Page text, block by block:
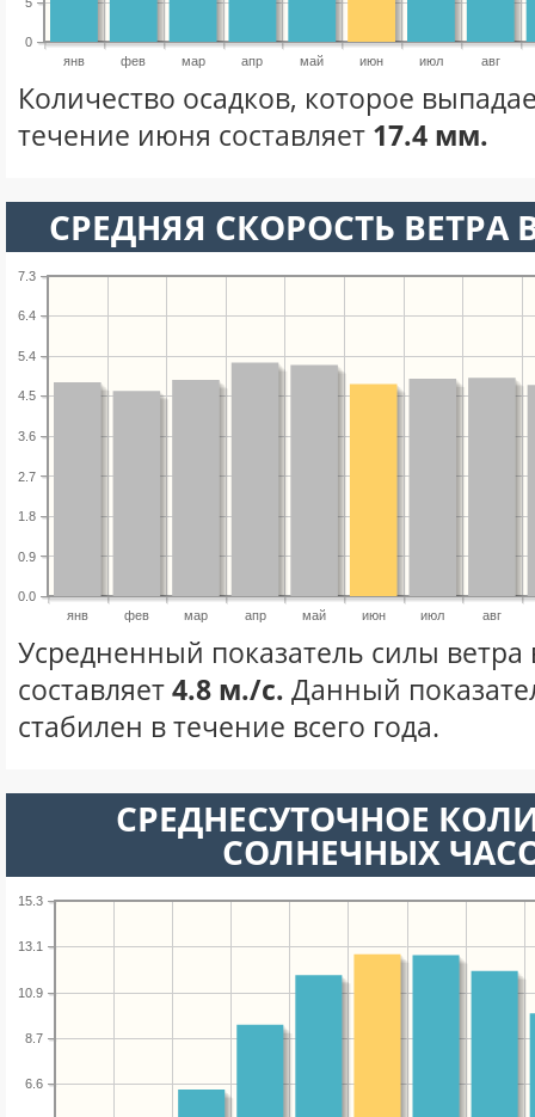
янв фев мар апр май июн июл авг
0
Количество осадков, которое
течение июня составляет 17.4 мм.
СРЕДНЯЯ СКОРОСТЬ
янв фев мар апр май июн июл авг
0.0
0.9
1.8
2.7
3.6
4.5
5.4
6.4
7.3
Усредненный показатель силы
составляет4.8 м./с. Данный
стабилен в течение всего года.
СРЕДНЕСУТОЧНОЕ
СОЛНЕЧНЫХ
6.6
8.7
10.9
13.1
15.3